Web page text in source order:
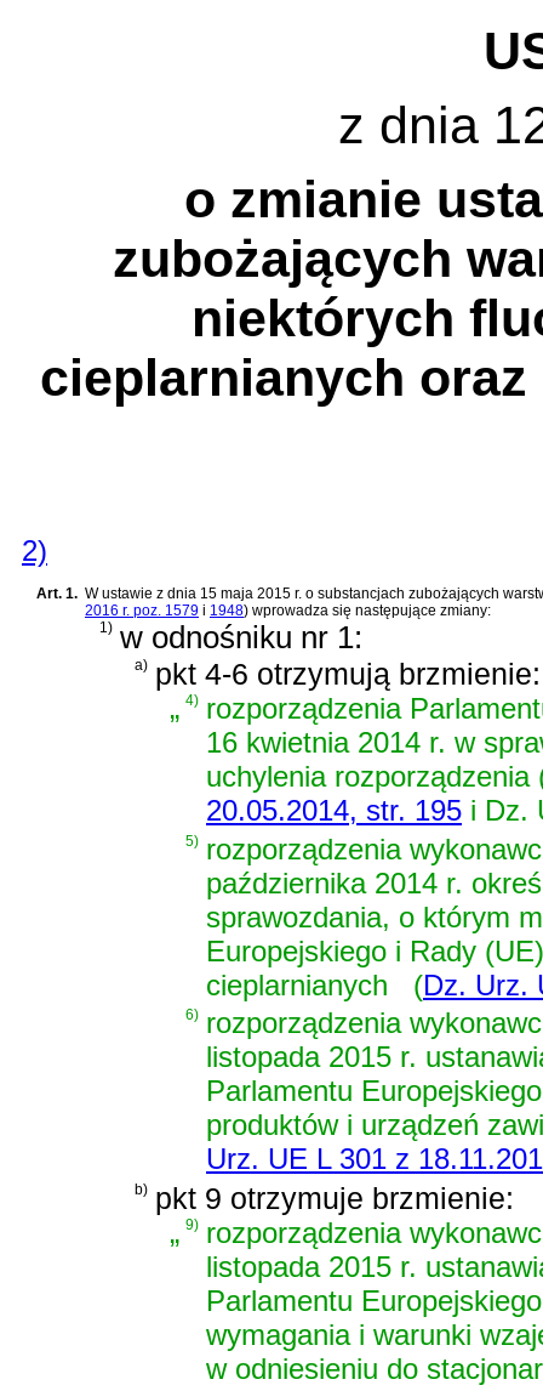
z dnia
o zmianie
zubożających
niektórych
cieplarnianych
2)
Art. 1. Wustawie z dnia 15 maja 2015 r. o substancjach zubożających
2016 r. poz. 1579 i 1948) wprowadza się następujące zmiany:
1) w odnośniku nr 1:
a) pkt 4-6 otrzymują brzmienie:
„4) rozporządzenia
16 kwietnia 2014 r. w
uchylenia
20.05.2014, str. 195 i Dz.
5) rozporządzenia
października 2014 r.
sprawozdania, o którym
Europejskiego i Rady
cieplarnianych
(Dz. Urz.
6) rozporządzenia
listopada 2015 r.
Parlamentu
produktów i urządzeń
Urz. UE L 301 z
b) pkt 9 otrzymuje brzmienie:
„9) rozporządzenia
listopada 2015 r.
Parlamentu
wymagania i warunki
w odniesieniu do